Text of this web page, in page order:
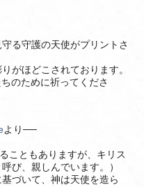
る守護の天使がプリントさ
がほどこされております。
のために祈ってくださ
より──
こともありますが、キリス
び、親しんでいます。）
づいて、神は天使を造ら